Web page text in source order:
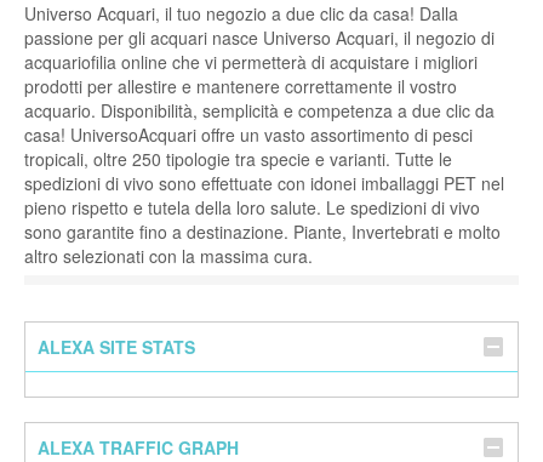
Universo Acquari, il tuo negozio a due clic da casa! Dalla
passione per gli acquari nasce Universo Acquari, il negozio di
acquariofilia online che vi permetterà di acquistare i migliori
prodotti per allestire e mantenere correttamente il vostro
acquario. Disponibilità, semplicità e competenza a due clic da
casa! UniversoAcquari offre un vasto assortimento di pesci
tropicali, oltre 250 tipologie tra specie e varianti. Tutte le
spedizioni di vivo sono effettuate con idonei imballaggi PET nel
pieno rispetto e tutela della loro salute. Le spedizioni di vivo
sono garantite fino a destinazione. Piante, Invertebrati e molto
altro selezionati con la massima cura.
ALEXA SITE STATS
ALEXA TRAFFIC GRAPH